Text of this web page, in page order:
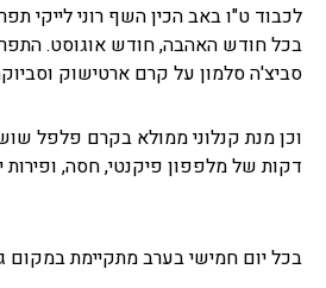
לכבוד ט"ו באב הכין השף רוני לייקי
בכל חודש האהבה, חודש אוגוסט.
סביצ'ה סלמון על קרם ארטישוק
וכן מנת קנלוני ממולא בקרם פלפל
דקות של מלפפון פיקנטי, חסה, ופירות
בכל יום חמישי בערב מתקיימת במקום